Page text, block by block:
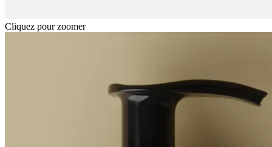
Cliquez pour zoomer